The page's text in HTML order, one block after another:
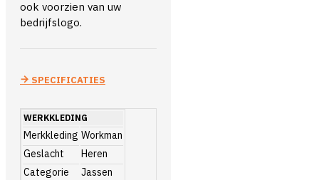
ook voorzien van uw
bedrijfslogo.
SPECIFICATIES
WERKKLEDING
Merkkleding Workman
Geslacht
Heren
Categorie
Jassen